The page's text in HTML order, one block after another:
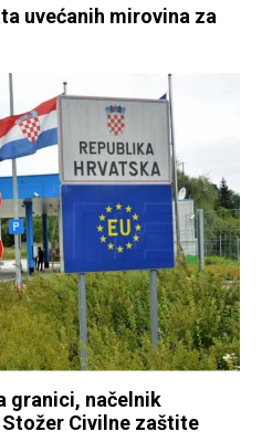
uvećanih mirovina za
granici, načelnik
Civilne zaštite